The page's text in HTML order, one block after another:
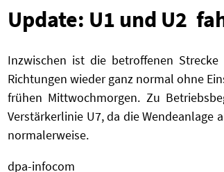
Update: U1 und U2
Inzwischen ist die betroffenen
Richtungen wieder ganz normal ohne
frühen Mittwochmorgen. Zu
Verstärkerlinie U7, da die
normalerweise.
dpa-infocom